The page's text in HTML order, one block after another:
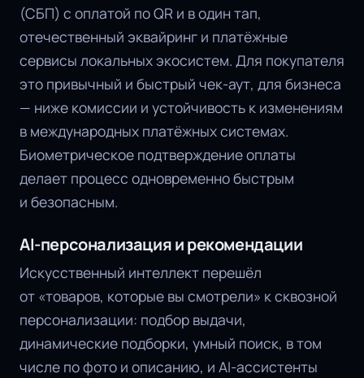
(СБП) с оплатой по QR и в один тап,
отечественный эквайринг и платёжные
сервисы локальных экосистем. Для покупателя
это привычный и быстрый чек-аут, для бизнеса
— ниже комиссии и устойчивость к изменениям
в международных платёжных системах.
Биометрическое подтверждение оплаты
делает процесс одновременно быстрым
и безопасным.
AI-персонализация и рекомендации
Искусственный интеллект перешёл
от «товаров, которые вы смотрели» к сквозной
персонализации: подбор выдачи,
динамические подборки, умный поиск, в том
числе по фото и описанию, и AI-ассистенты